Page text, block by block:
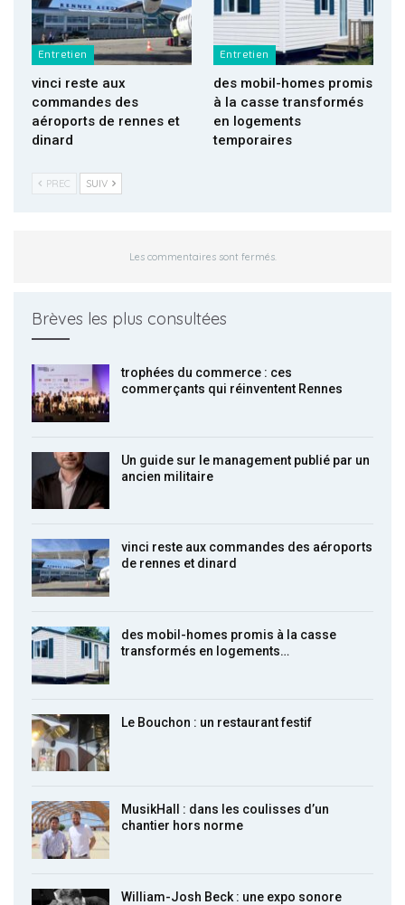
Entretien
vinci reste aux
commandes des
aéroports de rennes et
dinard
Entretien
des mobil-homes promis
à la casse transformés
en logements
temporaires
PREC SUIV
Les commentaires sont fermés.
Brèves les plus consultées
trophées du commerce : ces
commerçants qui réinventent Rennes
Un guide sur le management publié par un
ancien militaire
vinci reste aux commandes des aéroports
de rennes et dinard
des mobil-homes promis à la casse
transformés en logements…
Le Bouchon : un restaurant festif
MusikHall : dans les coulisses d’un
chantier hors norme
William-Josh Beck : une expo sonore